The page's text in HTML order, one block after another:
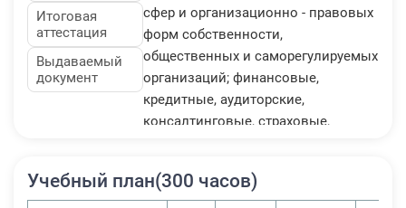
Итоговая
аттестация
Выдаваемый
документ
сфер и организационно - правовых
форм собственности,
общественных и саморегулируемых
организаций; финансовые,
кредитные, аудиторские,
консалтинговые, страховые,
экономические подразделения и
Учебный план(300 часов)